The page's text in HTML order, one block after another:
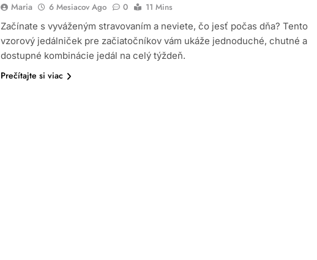
Maria 6 Mesiacov Ago 0
11 Mins
Začínate s vyváženým stravovaním a neviete, čo jesť počas dňa? Tento
vzorový jedálniček pre začiatočníkov vám ukáže jednoduché, chutné a
dostupné kombinácie jedál na celý týždeň.
Prečítajte si viac